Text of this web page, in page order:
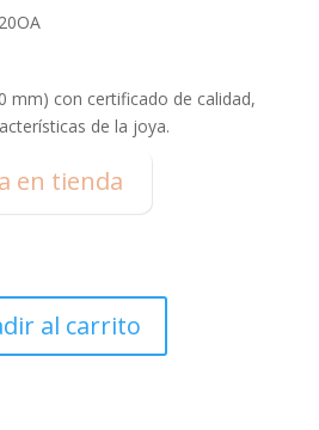
mm) con certificado de calidad,
de la joya.
en tienda
al carrito